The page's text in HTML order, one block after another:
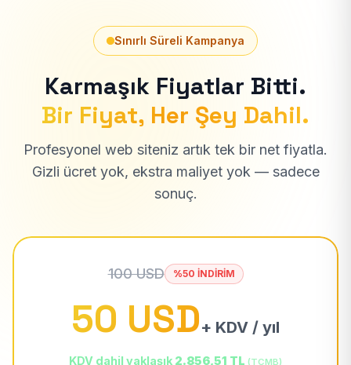
Sınırlı Süreli Kampanya
Karmaşık Fiyatlar Bitti.
Bir Fiyat, Her Şey Dahil.
Profesyonel web siteniz artık tek bir net fiyatla.
Gizli ücret yok, ekstra maliyet yok — sadece
sonuç.
100 USD %50 İNDİRİM
50 USD+ KDV / yıl
KDV dahil yaklaşık 2.856,51 TL (TCMB)